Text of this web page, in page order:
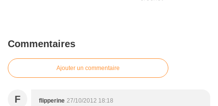
Commentaires
Ajouter un commentaire
F flipperine 27/10/2012 18:18